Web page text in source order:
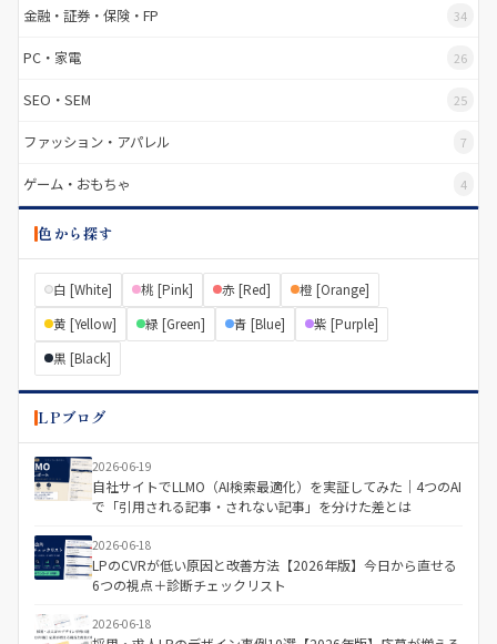
金融・証券・保険・FP 34
PC・家電 26
SEO・SEM 25
ファッション・アパレル 7
ゲーム・おもちゃ 4
色から探す
白 [White] 桃 [Pink] 赤 [Red]
橙 [Orange]
黄 [Yellow]
緑 [Green] 青 [Blue]
紫 [Purple]
黒 [Black]
LPブログ
2026-06-19
自社サイトでLLMO（AI検索最適化）を実証してみた｜4つのAI
で「引用される記事・されない記事」を分けた差とは
2026-06-18
LPのCVRが低い原因と改善方法【2026年版】今日から直せる
6つの視点＋診断チェックリスト
2026-06-18